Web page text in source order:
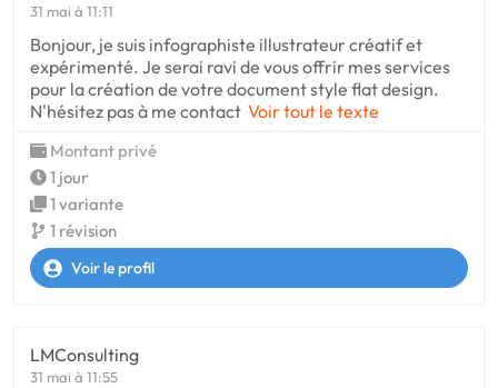
31 mai à 11:11
Bonjour, je suis infographiste illustrateur créatif et
expérimenté. Je serai ravi de vous offrir mes services
pour la création de votre document style flat design.
N'hésitez pas à me contact Voir tout le texte
Montant privé
1 jour
1 variante
1 révision
Voir le profil
LMConsulting
31 mai à 11:55